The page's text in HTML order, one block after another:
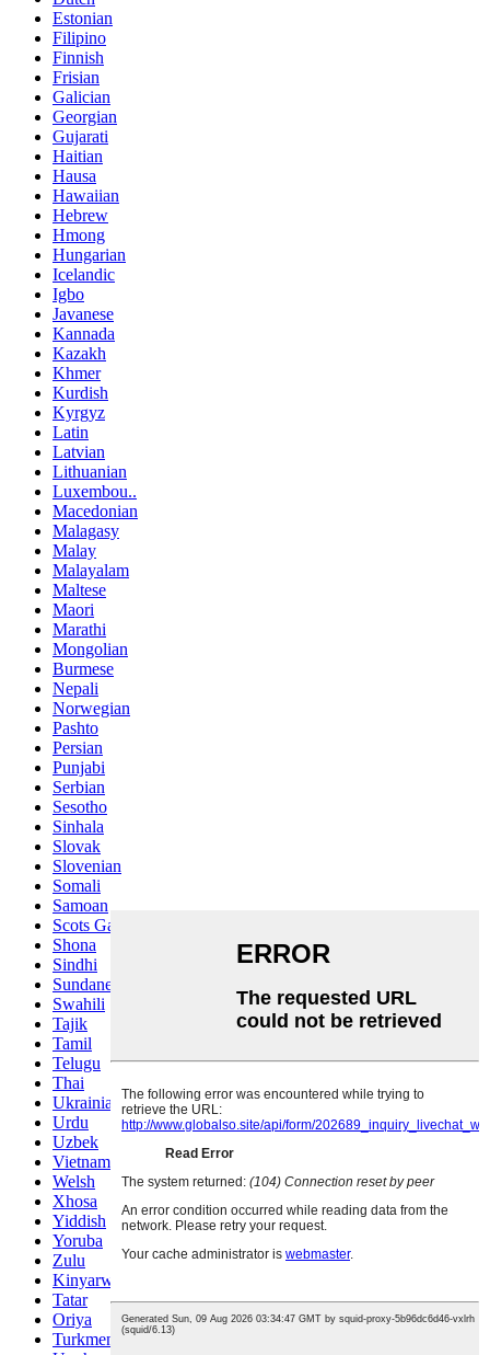
Estonian
Filipino
Finnish
Frisian
Galician
Georgian
Gujarati
Haitian
Hausa
Hawaiian
Hebrew
Hmong
Hungarian
Icelandic
Igbo
Javanese
Kannada
Kazakh
Khmer
Kurdish
Kyrgyz
Latin
Latvian
Lithuanian
Luxembou..
Macedonian
Malagasy
Malay
Malayalam
Maltese
Maori
Marathi
Mongolian
Burmese
Nepali
Norwegian
Pashto
Persian
Punjabi
Serbian
Sesotho
Sinhala
Slovak
Slovenian
Somali
Samoan
Scots Gaelic
Shona
Sindhi
Sundanese
Swahili
Tajik
Tamil
Telugu
Thai
Ukrainian
Urdu
Uzbek
Vietnamese
Welsh
Xhosa
Yiddish
Yoruba
Zulu
Kinyarwanda
Tatar
Oriya
Turkmen